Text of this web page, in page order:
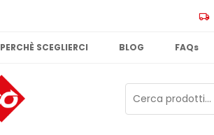
PERCHÈ SCEGLIERCI BLOG FAQs